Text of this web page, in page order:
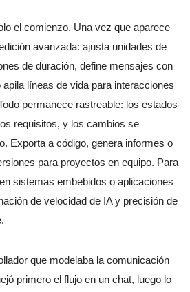
el comienzo. Una vez que aparece
avanzada: ajusta unidades de
de duración, define mensajes con
líneas de vida para interacciones
permanece rastreable: los estados
requisitos, y los cambios se
Exporta a código, genera informes o
para proyectos en equipo. Para
sistemas embebidos o aplicaciones
de velocidad de IA y precisión de
que modelaba la comunicación
primero el flujo en un chat, luego lo